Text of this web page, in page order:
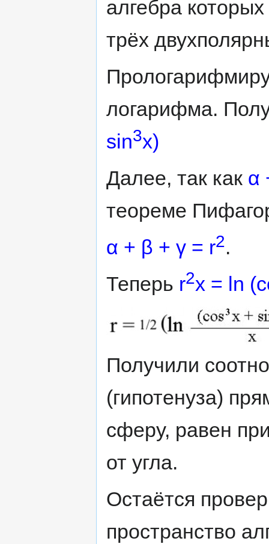
алгебра
трёх
логарифма.
sin3x)
Далее, так как α
теореме
α + β + γ = r2.
Теперь r2x = ln
Получили
(гипотенуза)
сферу, равен
от угла.
Остаётся
пространство